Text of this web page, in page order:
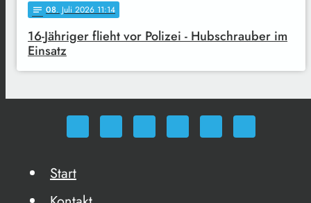
notes 08. Juli 2026 11:14
16-Jähriger flieht vor Polizei - Hubschrauber im
Einsatz
Start